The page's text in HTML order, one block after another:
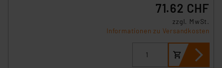
71.62 CHF
zzgl. MwSt.
Informationen zu Versandkosten